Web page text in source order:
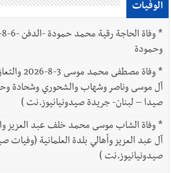
الوفيات
*
وحمودة
*
آل موسى وناصر وشهاب والشحوري وشحادة
صيدا – لبنان- جريدة صيدونيانيوز.نت )
*
آل عبد العزيز وأهالي بلدة العلمانية (وفيات
صيدونيانيوز.نت )